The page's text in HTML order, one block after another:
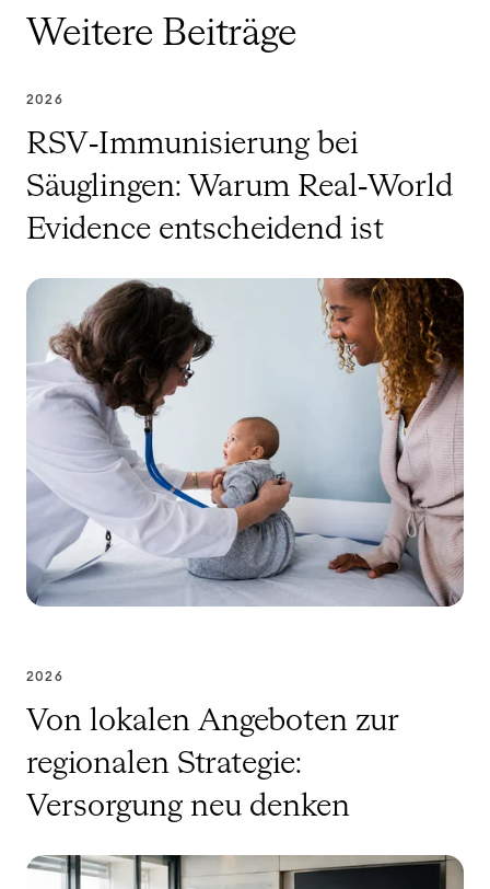
Weitere Beiträge
2026
RSV‑Immunisierung bei
Säuglingen: Warum Real‑World
Evidence entscheidend ist
2026
Von lokalen Angeboten zur
regionalen Strategie:
Versorgung neu denken